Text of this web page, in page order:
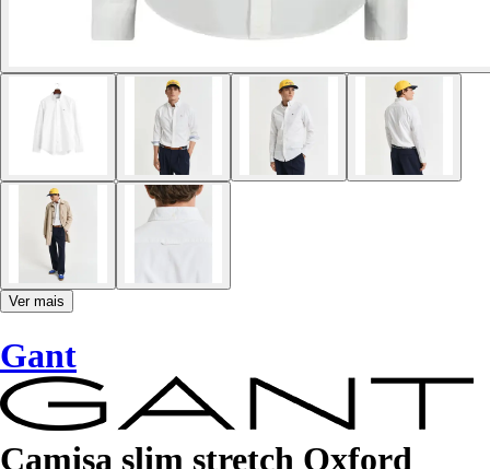
Ver mais
Gant
Camisa slim stretch Oxford